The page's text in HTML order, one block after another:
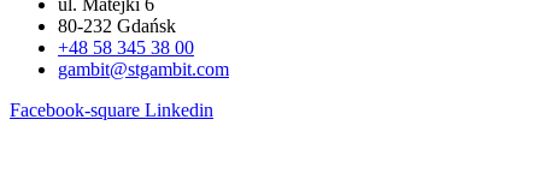
80-232 Gdańsk
+48 58 345 38 00
gambit@stgambit.com
Facebook-square Linkedin